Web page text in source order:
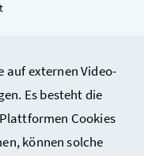
auf externen Video-
Es besteht die
Cookies
können solche